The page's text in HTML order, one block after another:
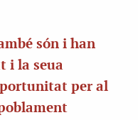
són i han
i la seua
per al